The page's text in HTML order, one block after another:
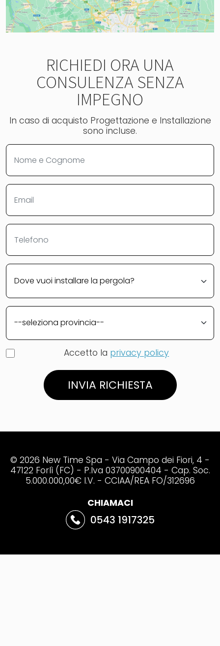
RICHIEDI ORA UNA
CONSULENZA SENZA
IMPEGNO
In caso di acquisto Progettazione e Installazione
sono incluse.
Accetto la privacy policy
INVIA RICHIESTA
© 2026 New Time Spa - Via Campo dei Fiori, 4 -
47122 Forlì (FC) - P.Iva 03700900404 - Cap. Soc.
5.000.000,00€ I.V. - CCIAA/REA FO/312696
CHIAMACI